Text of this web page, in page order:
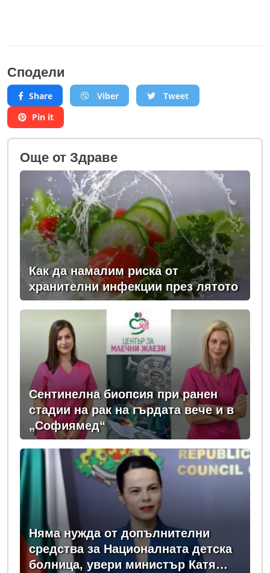
Сподели
Share Viber
Tweet
Pin it
Oще от Здраве
Как да намалим риска от
хранителни инфекции през лятото
Сентинелна биопсия при ранен
стадии на рак на гърдата вече и в
„Софиямед“
Няма нужда от допълнителни
средства за Националната детска
болница, увери министър Катя